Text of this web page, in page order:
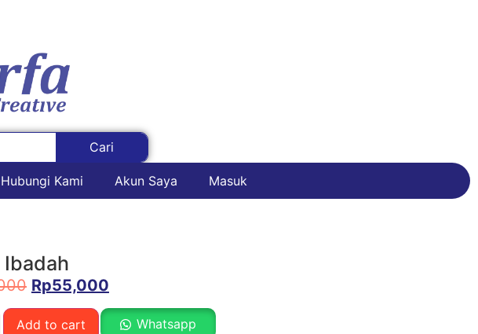
Cari
Hubungi Kami Akun Saya Masuk
Ibadah
Rp55,000
Add to cart Whatsapp